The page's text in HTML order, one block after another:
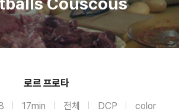
로르 프로타
17min 전체 DCP color